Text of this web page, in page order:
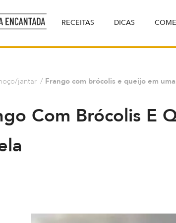
RECEITAS DICAS
jantar / Frango com brócolis e queijo em
Com Brócolis E